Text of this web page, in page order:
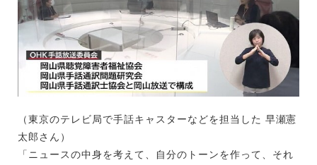
（東京のテレビ局で手話キャスターなどを担当した 早瀬憲
太郎さん）
「ニュースの中身を考えて、自分のトーンを作って、それ